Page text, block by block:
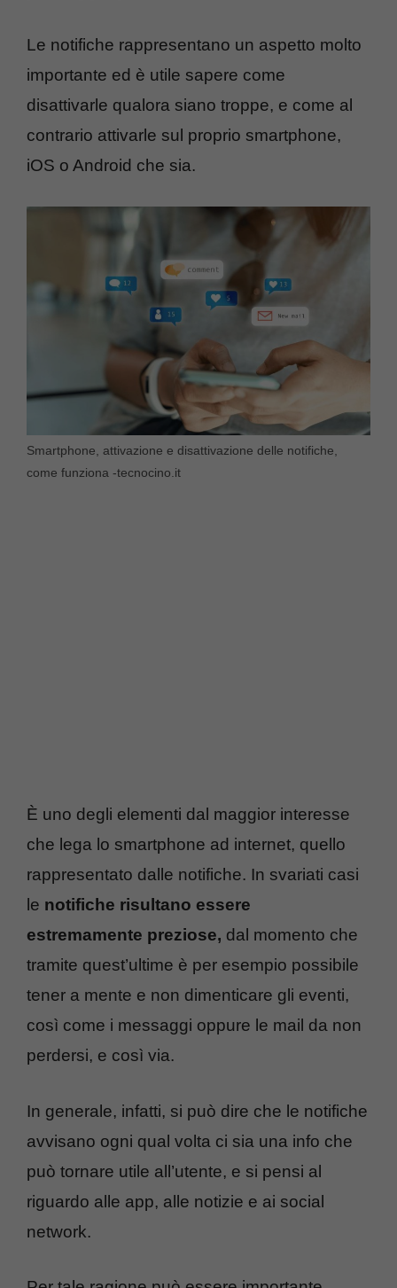
Le notifiche rappresentano un aspetto molto
importante ed è utile sapere come
disattivarle qualora siano troppe, e come al
contrario attivarle sul proprio smartphone,
iOS o Android che sia.
Smartphone, attivazione e disattivazione delle notifiche,
come funziona -tecnocino.it
È uno degli elementi dal maggior interesse
che lega lo smartphone ad internet, quello
rappresentato dalle notifiche. In svariati casi
le notifiche risultano essere
estremamente preziose, dal momento che
tramite quest’ultime è per esempio possibile
tener a mente e non dimenticare gli eventi,
così come i messaggi oppure le mail da non
perdersi, e così via.
In generale, infatti, si può dire che le notifiche
avvisano ogni qual volta ci sia una info che
può tornare utile all’utente, e si pensi al
riguardo alle app, alle notizie e ai social
network.